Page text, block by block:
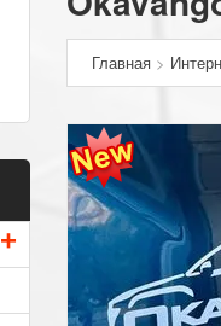
Главная>
+